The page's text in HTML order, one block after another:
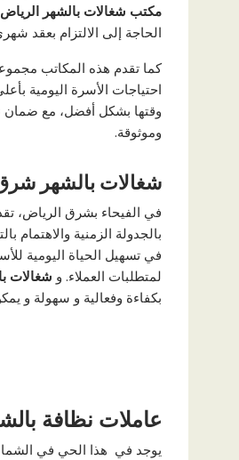
مكتب شغالات بالشهر الرياض
الحاجة إلى الالتزام بعقد
كما تقدم هذه المكاتب
احتياجات الأسرة اليومية
وقتها بشكل أفضل، مع ضمان
وموثوقة.
شغالات بالشهر شرق
في الفيحاء بشرق الرياض،
بالجدولة الزمنية والاهتمام
في تسهيل الحياة اليومية
لمتطلبات العملاء. و شغالات
بكفاءة وفعالية و سهولة و
عاملات نظافة
يوجد في هذا الحي في